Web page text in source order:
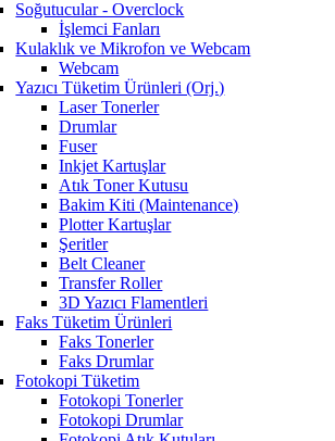
Soğutucular - Overclock
İşlemci Fanları
Kulaklık ve Mikrofon ve Webcam
Webcam
Yazıcı Tüketim Ürünleri (Orj.)
Laser Tonerler
Drumlar
Fuser
Inkjet Kartuşlar
Atık Toner Kutusu
Bakim Kiti (Maintenance)
Plotter Kartuşlar
Şeritler
Belt Cleaner
Transfer Roller
3D Yazıcı Flamentleri
Faks Tüketim Ürünleri
Faks Tonerler
Faks Drumlar
Fotokopi Tüketim
Fotokopi Tonerler
Fotokopi Drumlar